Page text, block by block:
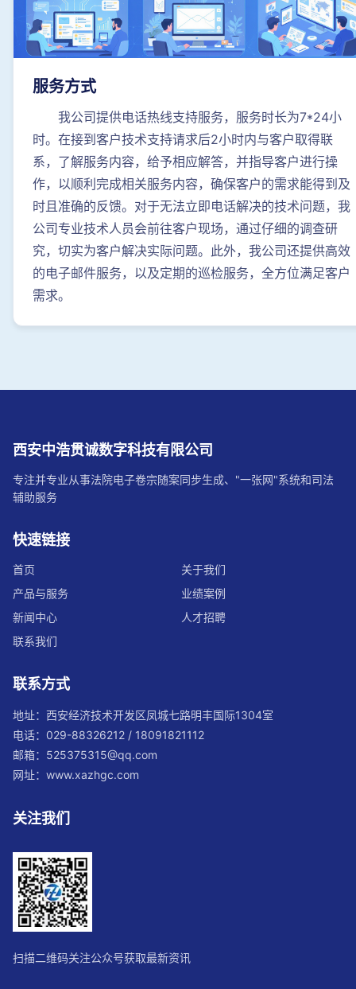
服务方式
我公司提供电话热线支持服务，服务时长为7*24小
时。在接到客户技术支持请求后2小时内与客户取得联
系，了解服务内容，给予相应解答，并指导客户进行操
作，以顺利完成相关服务内容，确保客户的需求能得到及
时且准确的反馈。对于无法立即电话解决的技术问题，我
公司专业技术人员会前往客户现场，通过仔细的调查研
究，切实为客户解决实际问题。此外，我公司还提供高效
的电子邮件服务，以及定期的巡检服务，全方位满足客户
需求。
西安中浩贯诚数字科技有限公司
专注并专业从事法院电子卷宗随案同步生成、"一张网"系统和司法
辅助服务
快速链接
首页
关于我们
产品与服务
业绩案例
新闻中心
人才招聘
联系我们
联系方式
地址：西安经济技术开发区凤城七路明丰国际1304室
电话：029-88326212 / 18091821112
邮箱：525375315@qq.com
网址：www.xazhgc.com
关注我们
扫描二维码关注公众号获取最新资讯